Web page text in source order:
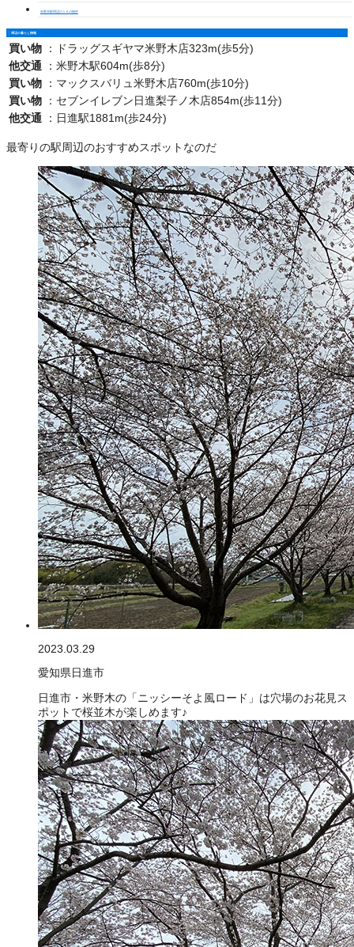
米野木駅周辺の１Ｋの物件
周辺の暮らし情報
買い物 ：
ドラッグスギヤマ米野木店323m(歩5分)
他交通
： 米野木駅604m(歩8分)
買い物
： マックスバリュ米野木店760m(歩10分)
買い物
： セブンイレブン日進梨子ノ木店854m(歩11分)
他交通
： 日進駅1881m(歩24分)
最寄りの駅周辺のおすすめスポットなのだ
2023.03.29
愛知県日進市
日進市・米野木の「ニッシーそよ風ロード」は穴場のお花見ス
ポットで桜並木が楽しめます♪